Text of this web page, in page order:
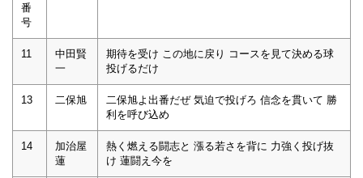
番
号
11
中田賢
一
期待を受け この地に戻り コースを見て決める球
投げるだけ
13 二保旭
二保旭よ出番だぜ 気迫で投げろ 信念を貫いて 勝
利を呼び込め
14
加治屋
蓮
熱く燃える闘志と 漲る若さを背に 力強く投げ抜
け 蓮闘え今を